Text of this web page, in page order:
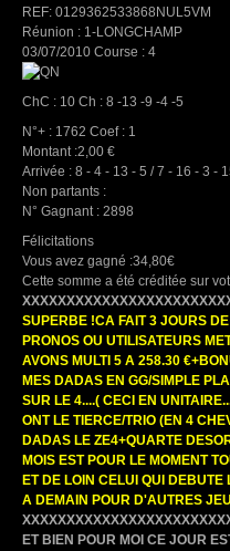
REF: 0129362533868NUL5VM
Réunion : 1-LONGCHAMP
03/07/2010 Course : 4
ChC : 10 Ch : 8 -13 -9 -4 -5
N°+ : 1762 Coef : 1
Montant :2,00 €
Arrivée : 8 - 4 - 13 - 5 / 7 - 16 - 3 -
Non partants :
N° Gagnant : 2898
Félicitations
Vous avez gagné :34,80€
Cette somme a été créditée sur
SUPERBE !CA FAIT 3 JOURS
PRONOS OU UTILISATEURS
AVONS MULTI 5 A 258.30
MES DADAS EN GG/SIMPLE
SUR LE 4....( CECI EN
ONT LE TIERCE/TRIO (EN 4
DADAS LE ZE4+QUARTE
MOIS EST POUR LE MOMENT
ET DE LOIN CELUI QUI
A DEMAIN POUR D'AUTRES
ET BIEN POUR MOI CE JOUR